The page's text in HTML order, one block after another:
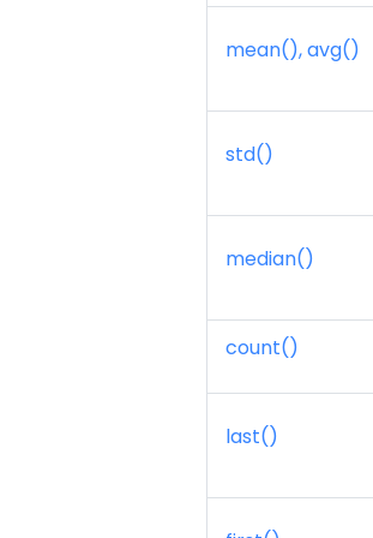
mean(), avg()
std()
median()
count()
last()